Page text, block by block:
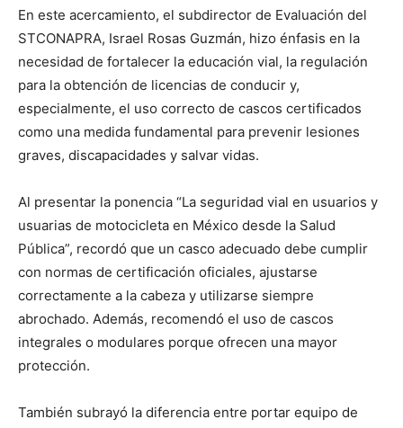
En este acercamiento, el subdirector de Evaluación del
STCONAPRA, Israel Rosas Guzmán, hizo énfasis en la
necesidad de fortalecer la educación vial, la regulación
para la obtención de licencias de conducir y,
especialmente, el uso correcto de cascos certificados
como una medida fundamental para prevenir lesiones
graves, discapacidades y salvar vidas.
Al presentar la ponencia “La seguridad vial en usuarios y
usuarias de motocicleta en México desde la Salud
Pública”, recordó que un casco adecuado debe cumplir
con normas de certificación oficiales, ajustarse
correctamente a la cabeza y utilizarse siempre
abrochado. Además, recomendó el uso de cascos
integrales o modulares porque ofrecen una mayor
protección.
También subrayó la diferencia entre portar equipo de